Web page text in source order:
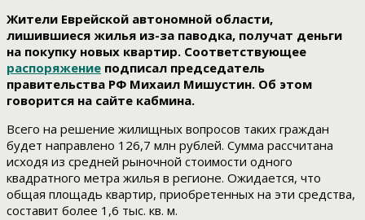
Жители Еврейской автономной области,
лишившиеся жилья из-за паводка, получат деньги
на покупку новых квартир. Соответствующее
распоряжение подписал председатель
правительства РФ Михаил Мишустин. Об этом
говорится на сайте кабмина.
Всего на решение жилищных вопросов таких граждан
будет направлено 126,7 млн рублей. Сумма рассчитана
исходя из средней рыночной стоимости одного
квадратного метра жилья в регионе. Ожидается, что
общая площадь квартир, приобретенных на эти средства,
составит более 1,6 тыс. кв. м.